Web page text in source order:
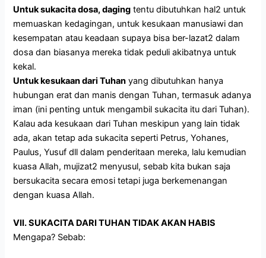
Untuk sukacita dosa, daging tentu dibutuhkan hal2 untuk
memuaskan kedagingan, untuk kesukaan manusiawi dan
kesempatan atau keadaan supaya bisa ber-lazat2 dalam
dosa dan biasanya mereka tidak peduli akibatnya untuk
kekal.
Untuk kesukaan dari Tuhan yang dibutuhkan hanya
hubungan erat dan manis dengan Tuhan, termasuk adanya
iman (ini penting untuk mengambil sukacita itu dari Tuhan).
Kalau ada kesukaan dari Tuhan meskipun yang lain tidak
ada, akan tetap ada sukacita seperti Petrus, Yohanes,
Paulus, Yusuf dll dalam penderitaan mereka, lalu kemudian
kuasa Allah, mujizat2 menyusul, sebab kita bukan saja
bersukacita secara emosi tetapi juga berkemenangan
dengan kuasa Allah.
VII. SUKACITA DARI TUHAN TIDAK AKAN HABIS
Mengapa? Sebab: